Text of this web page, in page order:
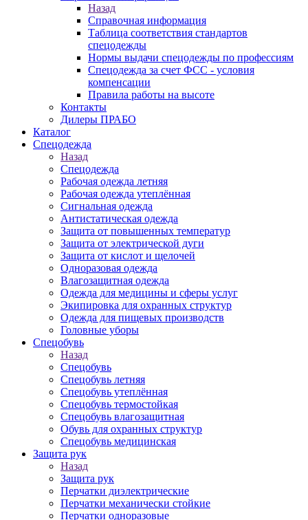
Назад
Справочная информация
Таблица соответствия стандартов
спецодежды
Нормы выдачи спецодежды по профессиям
Спецодежда за счет ФСС - условия
компенсации
Правила работы на высоте
Контакты
Дилеры ПРАБО
Каталог
Спецодежда
Назад
Спецодежда
Рабочая одежда летняя
Рабочая одежда утеплённая
Сигнальная одежда
Антистатическая одежда
Защита от повышенных температур
Защита от электрической дуги
Защита от кислот и щелочей
Одноразовая одежда
Влагозащитная одежда
Одежда для медицины и сферы услуг
Экипировка для охранных структур
Одежда для пищевых производств
Головные уборы
Спецобувь
Назад
Спецобувь
Спецобувь летняя
Спецобувь утеплённая
Спецобувь термостойкая
Спецобувь влагозащитная
Обувь для охранных структур
Спецобувь медицинская
Защита рук
Назад
Защита рук
Перчатки диэлектрические
Перчатки механически стойкие
Перчатки одноразовые